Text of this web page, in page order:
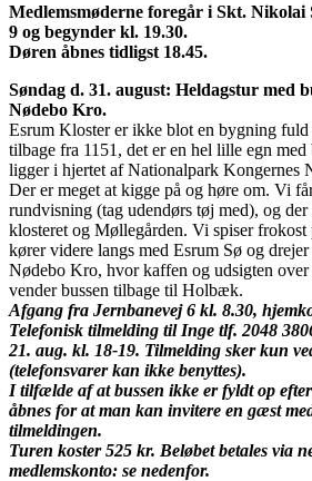
Medlemsmøderne foregår i Skt.
9 og begynder kl. 19.30.
Døren åbnes tidligst 18.45.
Søndag d. 31. august: Heldagstur med
Nødebo Kro.
Esrum Kloster er ikke blot en bygning fuld
tilbage fra 1151, det er en hel lille egn
ligger i hjertet af Nationalpark Kongernes
Der er meget at kigge på og høre om. Vi
rundvisning (tag udendørs tøj med), og
klosteret og Møllegården. Vi spiser
kører videre langs med Esrum Sø og
Nødebo Kro, hvor kaffen og udsigten over
vender bussen tilbage til Holbæk.
Afgang fra Jernbanevej 6 kl. 8.30,
Telefonisk tilmelding til Inge tlf. 2048
21. aug. kl. 18-19. Tilmelding sker kun
(telefonsvarer kan ikke benyttes).
I tilfælde af at bussen ikke er fyldt op
åbnes for at man kan invitere en gæst
tilmeldingen.
Turen koster 525 kr. Beløbet betales via
medlemskonto: se nedenfor.